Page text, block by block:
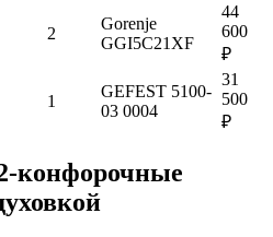
2
Gorenje
GGI5C21XF
44
600
₽
1
GEFEST 5100-
03 0004
31
500
₽
конфорочные